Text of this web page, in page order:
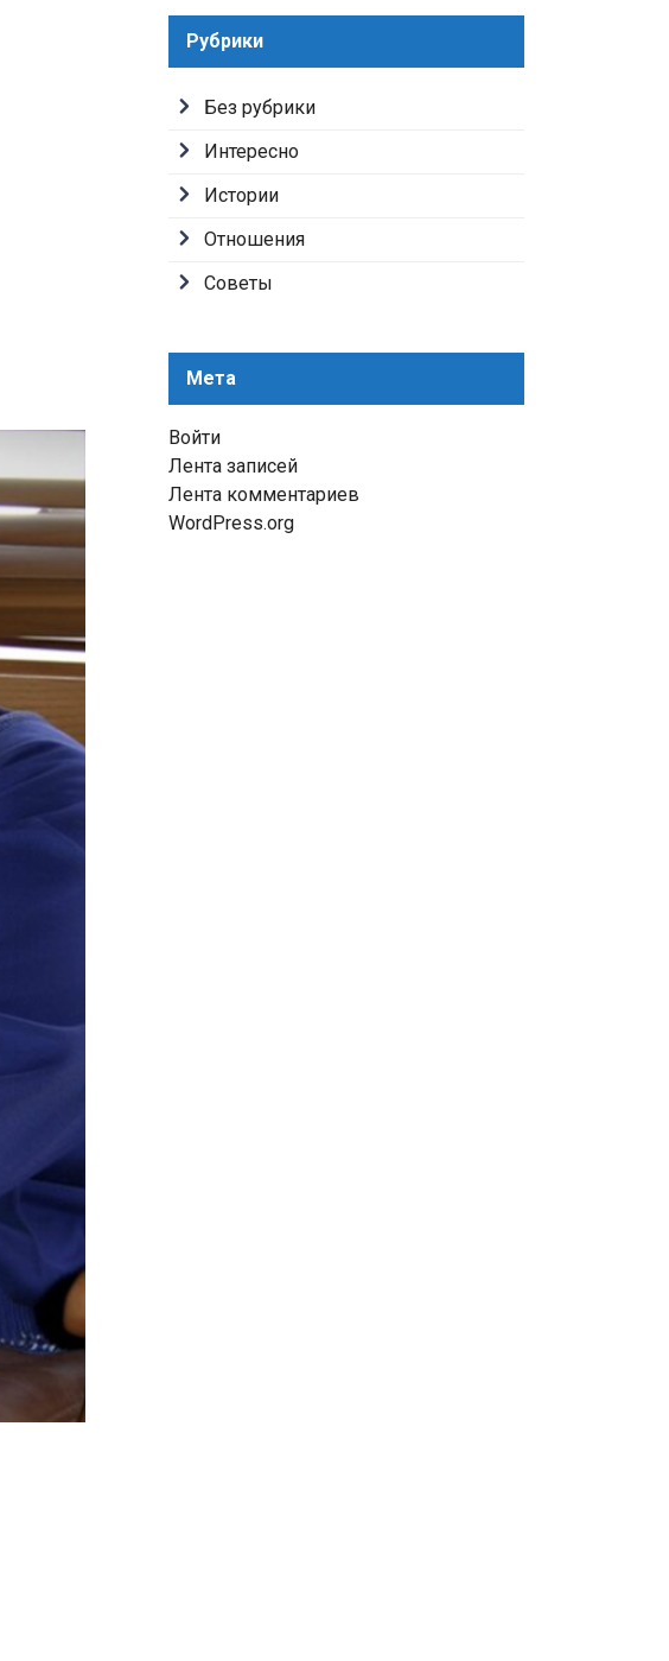
Рубрики
Без рубрики
Интересно
Истории
Отношения
Советы
Мета
Войти
Лента записей
Лента комментариев
WordPress.org